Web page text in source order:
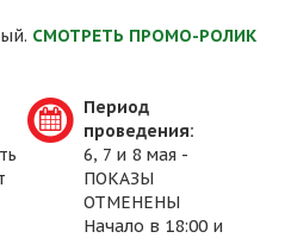
СМОТРЕТЬ ПРОМО-РОЛИК
Период
проведения:
6, 7 и 8 мая -
ПОКАЗЫ
ОТМЕНЕНЫ
Начало в 18:00 и